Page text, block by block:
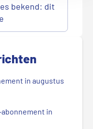
bekend: dit
in augustus
in